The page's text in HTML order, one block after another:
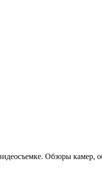
Обзоры камер,